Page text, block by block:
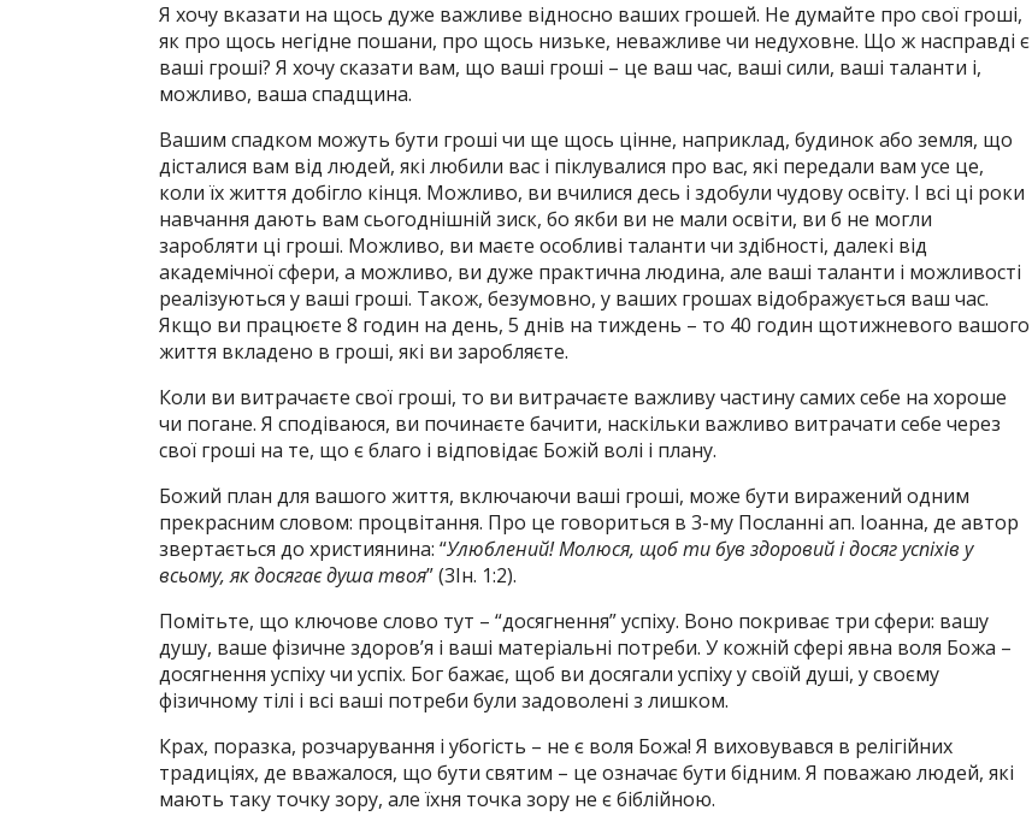
Я хочу вказати на щось дуже важливе відносно ваших грошей. Не думайте про свої гроші,
як про щось негідне пошани, про щось низьке, неважливе чи недуховне. Що ж насправді є
ваші гроші? Я хочу сказати вам, що ваші гроші – це ваш час, ваші сили, ваші таланти і,
можливо, ваша спадщина.
Вашим спадком можуть бути гроші чи ще щось цінне, наприклад, будинок або земля, що
дісталися вам від людей, які любили вас і піклувалися про вас, які передали вам усе це,
коли їх життя добігло кінця. Можливо, ви вчилися десь і здобули чудову освіту. І всі ці роки
навчання дають вам сьогоднішній зиск, бо якби ви не мали освіти, ви б не могли
заробляти ці гроші. Можливо, ви маєте особливі таланти чи здібності, далекі від
академічної сфери, а можливо, ви дуже практична людина, але ваші таланти і можливості
реалізуються у ваші гроші. Також, безумовно, у ваших грошах відображується ваш час.
Якщо ви працюєте 8 годин на день, 5 днів на тиждень – то 40 годин щотижневого вашого
життя вкладено в гроші, які ви заробляєте.
Коли ви витрачаєте свої гроші, то ви витрачаєте важливу частину самих себе на хороше
чи погане. Я сподіваюся, ви починаєте бачити, наскільки важливо витрачати себе через
свої гроші на те, що є благо і відповідає Божій волі і плану.
Божий план для вашого життя, включаючи ваші гроші, може бути виражений одним
прекрасним словом: процвітання. Про це говориться в 3-му Посланні ап. Іоанна, де автор
звертається до християнина: “Улюблений! Молюся, щоб ти був здоровий і досяг успіхів у
всьому, як досягає душа твоя” (3Ін. 1:2).
Помітьте, що ключове слово тут – “досягнення” успіху. Воно покриває три сфери: вашу
душу, ваше фізичне здоров’я і ваші матеріальні потреби. У кожній сфері явна воля Божа –
досягнення успіху чи успіх. Бог бажає, щоб ви досягали успіху у своїй душі, у своєму
фізичному тілі і всі ваші потреби були задоволені з лишком.
Крах, поразка, розчарування і убогість – не є воля Божа! Я виховувався в релігійних
традиціях, де вважалося, що бути святим – це означає бути бідним. Я поважаю людей, які
мають таку точку зору, але їхня точка зору не є біблійною.